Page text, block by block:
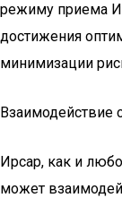
режиму приема
достижения
минимизации
Взаимодействие
Ирсар, как и
может